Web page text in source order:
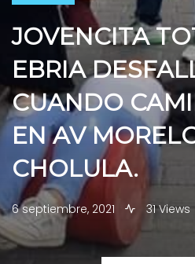
JOVENCITA
EBRIA
CUANDO
EN AV
CHOLULA.
6 septiembre, 2021 31 Views